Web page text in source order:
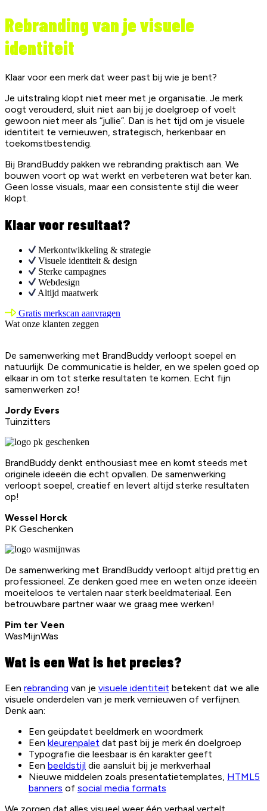
Rebranding van je visuele
identiteit
Klaar voor een merk dat weer past bij wie je bent?
Je uitstraling klopt niet meer met je organisatie. Je merk
oogt verouderd, sluit niet aan bij je doelgroep of voelt
gewoon niet meer als “jullie”. Dan is het tijd om je visuele
identiteit te vernieuwen, strategisch, herkenbaar en
toekomstbestendig.
Bij BrandBuddy pakken we rebranding praktisch aan. We
bouwen voort op wat werkt en verbeteren wat beter kan.
Geen losse visuals, maar een consistente stijl die weer
klopt.
Klaar voor resultaat?
Merkontwikkeling & strategie
Visuele identiteit & design
Sterke campagnes
Webdesign
Altijd maatwerk
Gratis merkscan aanvragen
Wat onze klanten zeggen
De samenwerking met BrandBuddy verloopt soepel en
natuurlijk. De communicatie is helder, en we spelen goed op
elkaar in om tot sterke resultaten te komen. Echt fijn
samenwerken zo!
Jordy Evers
Tuinzitters
BrandBuddy denkt enthousiast mee en komt steeds met
originele ideeën die echt opvallen. De samenwerking
verloopt soepel, creatief en levert altijd sterke resultaten
op!
Wessel Horck
PK Geschenken
De samenwerking met BrandBuddy verloopt altijd prettig en
professioneel. Ze denken goed mee en weten onze ideeën
moeiteloos te vertalen naar sterk beeldmateriaal. Een
betrouwbare partner waar we graag mee werken!
Pim ter Veen
WasMijnWas
Wat is een Wat is het precies?
Een rebranding van je visuele identiteit betekent dat we alle
visuele onderdelen van je merk vernieuwen of verfijnen.
Denk aan:
Een geüpdatet beeldmerk en woordmerk
Een kleurenpalet dat past bij je merk én doelgroep
Typografie die leesbaar is én karakter geeft
Een beeldstijl die aansluit bij je merkverhaal
Nieuwe middelen zoals presentatietemplates, HTML5
banners of social media formats